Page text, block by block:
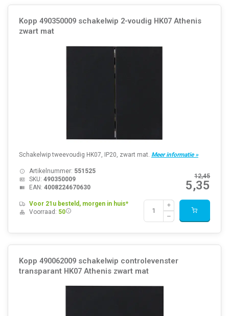
Kopp 490350009 schakelwip 2-voudig HK07 Athenis
zwart mat
Schakelwip tweevoudig HK07, IP20, zwart mat. Meer informatie »
12,45
5,35
Artikelnummer: 551525
SKU: 490350009
EAN: 4008224670630
Voor 21u besteld, morgen in huis*
Voorraad: 50
Kopp 490062009 schakelwip controlevenster
transparant HK07 Athenis zwart mat